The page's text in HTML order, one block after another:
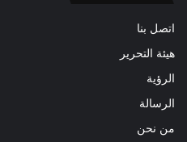
اتصل بنا
هيئة التحرير
الرؤية
الرسالة
من نحن